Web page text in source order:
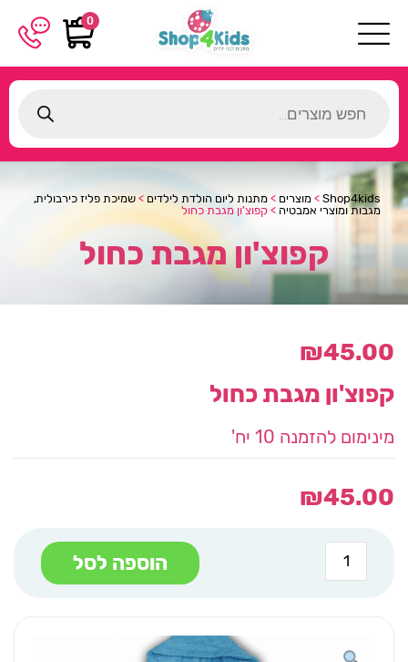
0
search
Shop4kids
> מוצרים > מתנות ליום הולדת לילדים > שמיכת פליז כירבולית,
מגבות ומוצרי אמבטיה > קפוצ'ון מגבת כחול
קפוצ'ון מגבת כחול
₪45.00
קפוצ'ון מגבת כחול
מינימום להזמנה 10 יח'
₪45.00
כמות
של
קפוצ'ון
הוספה לסל